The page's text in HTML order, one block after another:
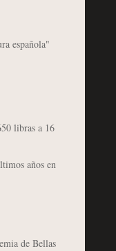
española"
libras a 16
años en
de Bellas